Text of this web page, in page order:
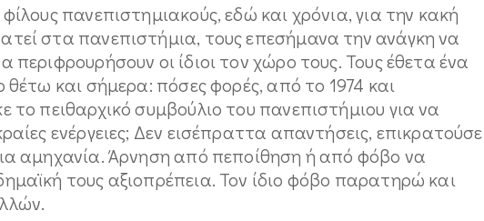
πανεπιστημιακούς, εδώ και χρόνια, για την κακή
στα πανεπιστήμια, τους επεσήμανα την ανάγκη να
περιφρουρήσουν οι ίδιοι τον χώρο τους. Τους έθετα ένα
και σήμερα: πόσες φορές, από το 1974 και
το πειθαρχικό συμβούλιο του πανεπιστήμιου για να
ενέργειες; Δεν εισέπραττα απαντήσεις, επικρατούσε
αμηχανία. Άρνηση από πεποίθηση ή από φόβο να
τους αξιοπρέπεια. Τον ίδιο φόβο παρατηρώ και